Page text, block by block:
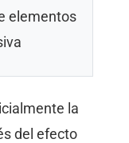
elementos
la
del efecto